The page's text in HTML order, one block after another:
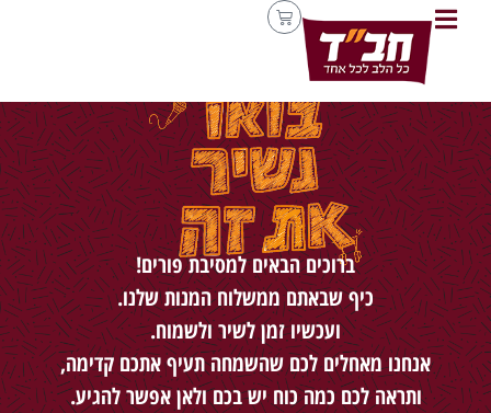
ברוכים הבאים למסיבת פורים!
כיף שבאתם ממשלוח המנות שלנו.
ועכשיו זמן לשיר ולשמוח.
אנחנו מאחלים לכם שהשמחה תעיף אתכם קדימה,
ותראה לכם כמה כוח יש בכם ולאן אפשר להגיע.